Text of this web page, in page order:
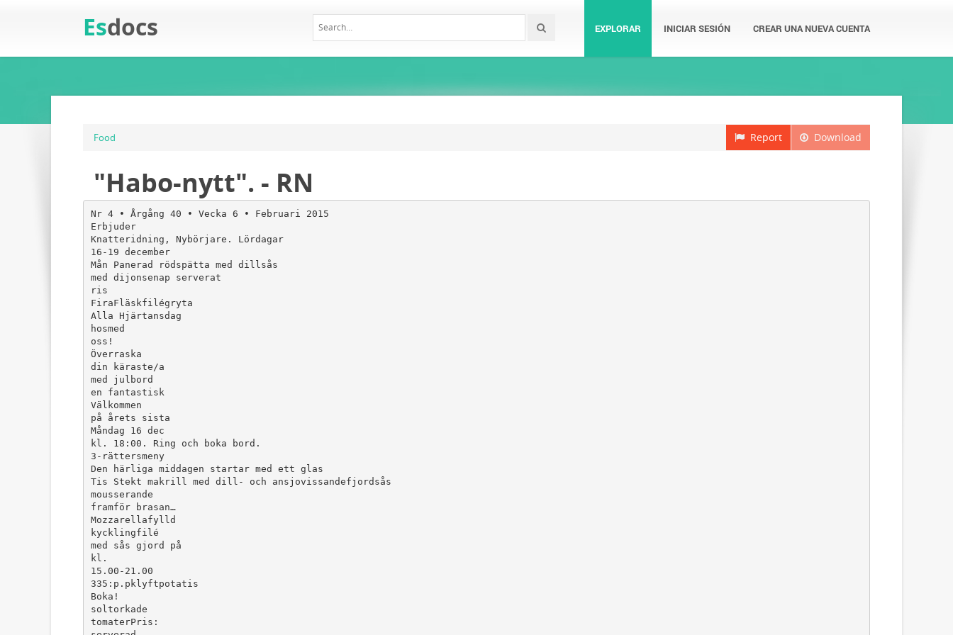
Esdocs EXPLORAR INICIAR SESIÓN CREAR UNA NUEVA CUENTA
Download
Report
Food
"Habo-nytt". - RN
Nr 4 • Årgång 40 • Vecka 6 • Februari 2015
Erbjuder
Knatteridning, Nybörjare. Lördagar
16-19 december
Mån Panerad rödspätta med dillsås
med dijonsenap serverat
ris
FiraFläskfilégryta
Alla Hjärtansdag
hosmed
oss!
Överraska
din käraste/a
med julbord
en fantastisk
Välkommen
på årets sista
Måndag 16 dec
kl. 18:00. Ring och boka bord.
3-rättersmeny
Den härliga middagen startar med ett glas
Tis Stekt makrill med dill- och ansjovissandefjordsås
mousserande
framför brasan…
Mozzarellafylld
kycklingfilé
med sås gjord på
kl.
15.00-21.00
335:p.pklyftpotatis
Boka!
soltorkade
tomaterPris: